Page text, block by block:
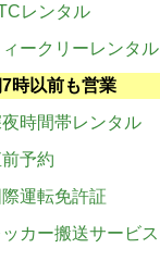
レンタル
ークリーレンタル
時以前も営業
時間帯レンタル
予約
運転免許証
カー搬送サービス